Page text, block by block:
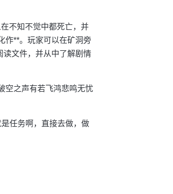
不知不觉中都死亡，并
作**。玩家可以在矿洞旁
读文件，并从中了解剧情
空之声有若飞鸿悲鸣无忧
任务啊，直接去做，做